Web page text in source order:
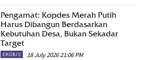
Pengamat: Kopdes Merah Putih
Harus Dibangun Berdasarkan
Kebutuhan Desa, Bukan Sekadar
Target
EKOBIS 18 July 2026 21:06 PM